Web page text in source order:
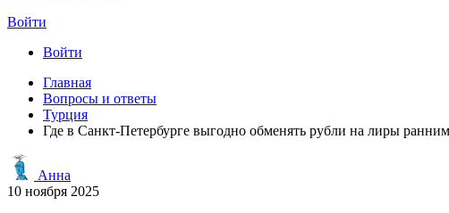
Войти
Войти
Главная
Вопросы и ответы
Турция
Где в Санкт-Петербурге выгодно обменять рубли на лиры
Анна
10 ноября 2025